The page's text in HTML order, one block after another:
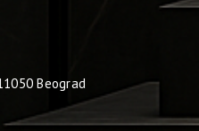
Beograd